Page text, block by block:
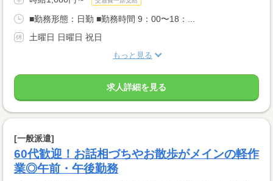
■勤務形態：日勤 ■勤務時間 9：00〜18：...
土曜日 日曜日 祝日
もっと見る
求人詳細を見る
[一般派遣]
60代歓迎！お話相づちやお散歩がメインの軽作
業◎午前・午後勤務